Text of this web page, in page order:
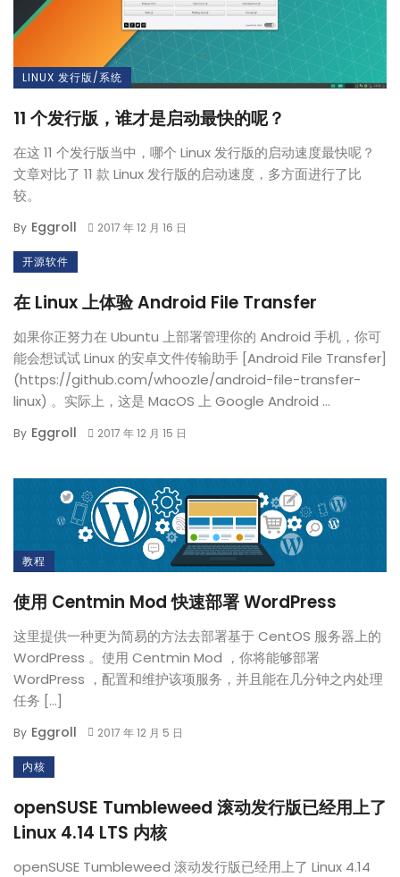
LINUX 发行版/系统
11 个发行版，谁才是启动最快的呢？
在这 11 个发行版当中，哪个 Linux 发行版的启动速度最快呢？
文章对比了 11 款 Linux 发行版的启动速度，多方面进行了比
较。
By Eggroll 2017 年 12 月 16 日
开源软件
在 Linux 上体验 Android File Transfer
如果你正努力在 Ubuntu 上部署管理你的 Android 手机，你可
能会想试试 Linux 的安卓文件传输助手 [Android File Transfer]
(https://github.com/whoozle/android-file-transfer-
linux) 。实际上，这是 MacOS 上 Google Android ...
By Eggroll 2017 年 12 月 15 日
教程
使用 Centmin Mod 快速部署 WordPress
这里提供一种更为简易的方法去部署基于 CentOS 服务器上的
WordPress 。使用 Centmin Mod ，你将能够部署
WordPress ，配置和维护该项服务，并且能在几分钟之内处理
任务 […]
By Eggroll 2017 年 12 月 5 日
内核
openSUSE Tumbleweed 滚动发行版已经用上了
Linux 4.14 LTS 内核
openSUSE Tumbleweed 滚动发行版已经用上了 Linux 4.14